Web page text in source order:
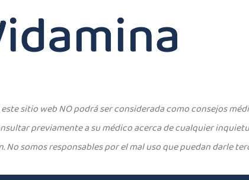
sitio web NO podrá ser considerada como consejos
previamente a su médico acerca de cualquier
No somos responsables por el mal uso que puedan darle